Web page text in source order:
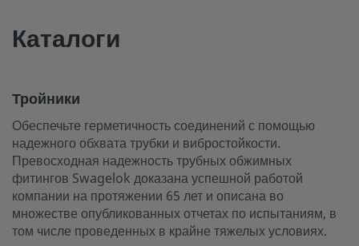
UNSPSC (11.0501)
UNSPSC (15.1)
UNSPSC (17.1001)
40183102
Тройники
Обеспечьте герметичность соединений с помощью
обхвата трубки и вибростойкости. Превосходная
Каталоги
Тройники
Обеспечьте герметичность соединений с помощью
надежного обхвата трубки и вибростойкости.
Превосходная надежность трубных обжимных
фитингов Swagelok доказана успешной работой
компании на протяжении 65 лет и описана во
множестве опубликованных отчетах по испытаниям, в
том числе проведенных в крайне тяжелых условиях.